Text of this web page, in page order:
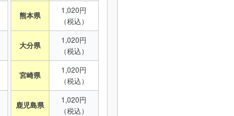
熊本県
1,020円
（税込）
大分県
1,020円
（税込）
宮崎県
1,020円
（税込）
鹿児島県
1,020円
（税込）